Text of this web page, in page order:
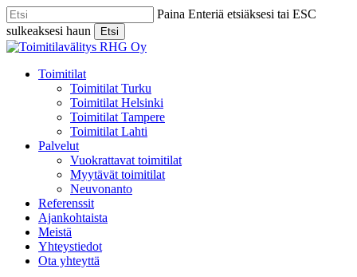
Skip
to
main
content
Paina Enteriä etsiäksesi tai ESC
sulkeaksesi haun
Etsi
Close
Menu
Toimitilat
Toimitilat Turku
Toimitilat Helsinki
Toimitilat Tampere
Toimitilat Lahti
Palvelut
Vuokrattavat toimitilat
Myytävät toimitilat
Neuvonanto
Referenssit
Ajankohtaista
Meistä
Yhteystiedot
Ota yhteyttä